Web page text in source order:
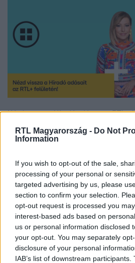
RTL Magyarország - Do Not
Information
If you wish to opt-out of the sale,
processing of your personal or
targeted advertising by us, please
section to confirm your selection.
opt-out request is processed you
interest-based ads based on
us or personal information disclosed
your opt-out. You may separately
disclosure of your personal
IAB’s list of downstream
Nézd vissza a Híradó adásait az RTL+
legyen a Google-